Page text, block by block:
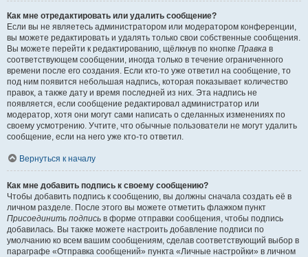
Как мне отредактировать или удалить сообщение?
Если вы не являетесь администратором или модератором конференции,
вы можете редактировать и удалять только свои собственные сообщения.
Вы можете перейти к редактированию, щёлкнув по кнопке Правка в
соответствующем сообщении, иногда только в течение ограниченного
времени после его создания. Если кто-то уже ответил на сообщение, то
под ним появится небольшая надпись, которая показывает количество
правок, а также дату и время последней из них. Эта надпись не
появляется, если сообщение редактировал администратор или
модератор, хотя они могут сами написать о сделанных изменениях по
своему усмотрению. Учтите, что обычные пользователи не могут удалить
сообщение, если на него уже кто-то ответил.
Вернуться к началу
Как мне добавить подпись к своему сообщению?
Чтобы добавить подпись к сообщению, вы должны сначала создать её в
личном разделе. После этого вы можете отметить флажком пункт
Присоединить подпись в форме отправки сообщения, чтобы подпись
добавилась. Вы также можете настроить добавление подписи по
умолчанию ко всем вашим сообщениям, сделав соответствующий выбор в
параграфе «Отправка сообщений» пункта «Личные настройки» в личном